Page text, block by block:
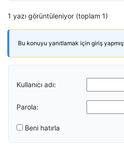
1 yazı görüntüleniyor (toplam 1)
Bu konuyu yanıtlamak için giriş yapmış
Kullanıcı adı:
Parola:
Beni hatırla